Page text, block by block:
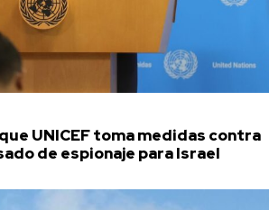
UNICEF toma medidas contra
de espionaje para Israel